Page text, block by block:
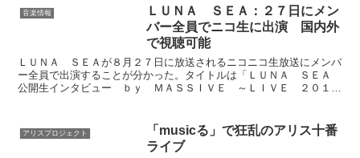
音楽情報
ＬＵＮＡ ＳＥＡ：２７日にメン
バー全員でニコ生に出演 国内外
で視聴可能
ＬＵＮＡ ＳＥＡが８月２７日に放送されるニコニコ生放送にメンバ
ー全員で出演することが分かった。タイトルは「ＬＵＮＡ ＳＥＡ
公開生インタビュー ｂｙ ＭＡＳＳＩＶＥ ～ＬＩＶＥ ２０１２
アリスプロジェクト
「musicる」で狂乱のアリス十番
ライブ